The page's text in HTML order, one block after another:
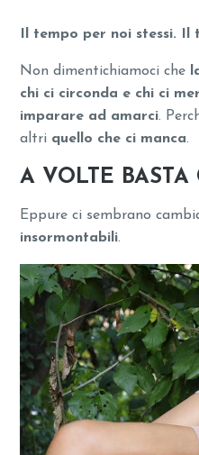
Il tempo per noi stessi.
Non dimentichiamoci che
chi ci circonda e chi ci
imparare ad amarci.
altri quello che ci manca.
A VOLTE BASTA
Eppure ci sembrano
insormontabili.